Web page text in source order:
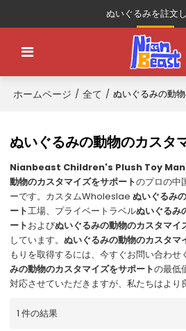
ぬいぐるみを註文
ホームページ / 全て / ぬいぐるみの動
ぬいぐるみの動物のカスタ
Nianbeast Children's Plush Toy
動物のカスタマイズをサポートのプロの中
ーです。カスタムWholeslaeぬいぐるみ
ート工場、プライベートラベルぬいぐるみ
ートおよびぬいぐるみの動物のカスタマイ
しています。ぬいぐるみの動物のカスタマ
もりを取得するには、今すぐお問い合わせ
みの動物のカスタマイズをサポートの最低
対応させていただきますが、私たちはより
1 件の結果